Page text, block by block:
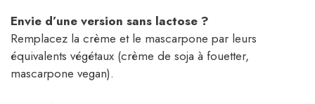
Envie d’une version sans lactose ?
Remplacez la crème et le mascarpone par leurs
équivalents végétaux (crème de soja à fouetter,
mascarpone vegan).